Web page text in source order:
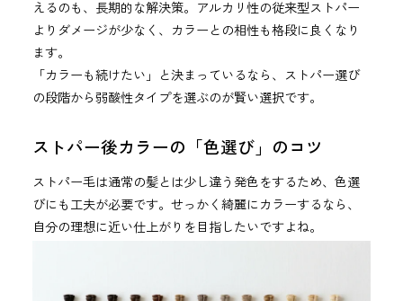
えるのも、長期的な解決策。アルカリ性の従来型ストパー
よりダメージが少なく、カラーとの相性も格段に良くなり
ます。
「カラーも続けたい」と決まっているなら、ストパー選び
の段階から弱酸性タイプを選ぶのが賢い選択です。
ストパー後カラーの「色選び」のコツ
ストパー毛は通常の髪とは少し違う発色をするため、色選
びにも工夫が必要です。せっかく綺麗にカラーするなら、
自分の理想に近い仕上がりを目指したいですよね。